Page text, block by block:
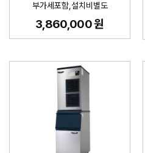
부가세포함,설치비별도
3,860,000 원